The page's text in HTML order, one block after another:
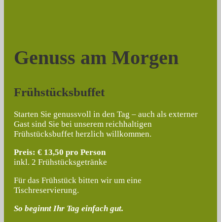
Genuss am Morgen
Frühstücksbuffet
Starten Sie genussvoll in den Tag – auch als externer
Gast sind Sie bei unserem reichhaltigen
Frühstücksbuffet herzlich willkommen.
Preis: € 13,50 pro Person
inkl. 2 Frühstücksgetränke
Für das Frühstück bitten wir um eine
Tischreservierung.
So beginnt Ihr Tag einfach gut.